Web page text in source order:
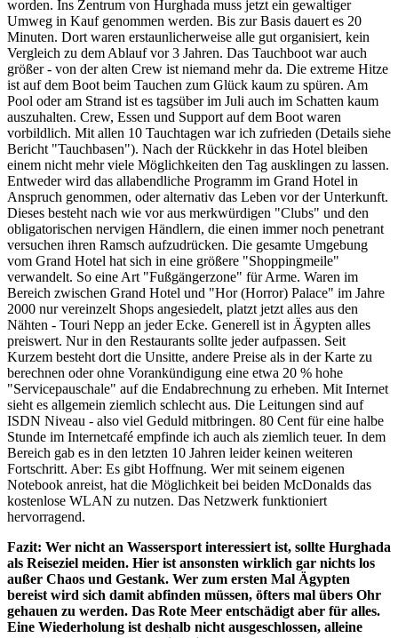
worden. Ins Zentrum von Hurghada muss jetzt ein gewaltiger
Umweg in Kauf genommen werden. Bis zur Basis dauert es 20
Minuten. Dort waren erstaunlicherweise alle gut organisiert, kein
Vergleich zu dem Ablauf vor 3 Jahren. Das Tauchboot war auch
größer - von der alten Crew ist niemand mehr da. Die extreme Hitze
ist auf dem Boot beim Tauchen zum Glück kaum zu spüren. Am
Pool oder am Strand ist es tagsüber im Juli auch im Schatten kaum
auszuhalten. Crew, Essen und Support auf dem Boot waren
vorbildlich. Mit allen 10 Tauchtagen war ich zufrieden (Details siehe
Bericht "Tauchbasen"). Nach der Rückkehr in das Hotel bleiben
einem nicht mehr viele Möglichkeiten den Tag ausklingen zu lassen.
Entweder wird das allabendliche Programm im Grand Hotel in
Anspruch genommen, oder alternativ das Leben vor der Unterkunft.
Dieses besteht nach wie vor aus merkwürdigen "Clubs" und den
obligatorischen nervigen Händlern, die einen immer noch penetrant
versuchen ihren Ramsch aufzudrücken. Die gesamte Umgebung
vom Grand Hotel hat sich in eine größere "Shoppingmeile"
verwandelt. So eine Art "Fußgängerzone" für Arme. Waren im
Bereich zwischen Grand Hotel und "Hor (Horror) Palace" im Jahre
2000 nur vereinzelt Shops angesiedelt, platzt jetzt alles aus den
Nähten - Touri Nepp an jeder Ecke. Generell ist in Ägypten alles
preiswert. Nur in den Restaurants sollte jeder aufpassen. Seit
Kurzem besteht dort die Unsitte, andere Preise als in der Karte zu
berechnen oder ohne Vorankündigung eine etwa 20 % hohe
"Servicepauschale" auf die Endabrechnung zu erheben. Mit Internet
sieht es allgemein ziemlich schlecht aus. Die Leitungen sind auf
ISDN Niveau - also viel Geduld mitbringen. 80 Cent für eine halbe
Stunde im Internetcafé empfinde ich auch als ziemlich teuer. In dem
Bereich gab es in den letzten 10 Jahren leider keinen weiteren
Fortschritt. Aber: Es gibt Hoffnung. Wer mit seinem eigenen
Notebook anreist, hat die Möglichkeit bei beiden McDonalds das
kostenlose WLAN zu nutzen. Das Netzwerk funktioniert
hervorragend.
Fazit: Wer nicht an Wassersport interessiert ist, sollte Hurghada
als Reiseziel meiden. Hier ist ansonsten wirklich gar nichts los
außer Chaos und Gestank. Wer zum ersten Mal Ägypten
bereist wird sich damit abfinden müssen, öfters mal übers Ohr
gehauen zu werden. Das Rote Meer entschädigt aber für alles.
Eine Wiederholung ist deshalb nicht ausgeschlossen, alleine